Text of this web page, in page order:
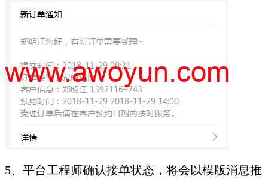
5、平台工程师确认接单状态，将会以模版消息推